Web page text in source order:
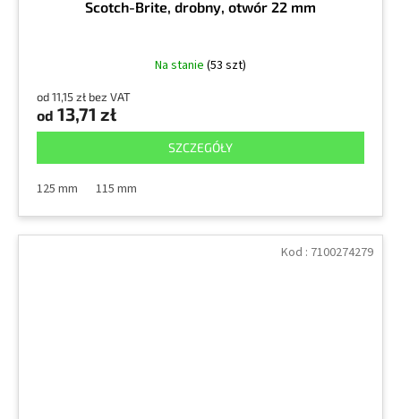
Scotch-Brite, drobny, otwór 22 mm
Na stanie (53 szt)
od 11,15 zł bez VAT
od 13,71 zł
SZCZEGÓŁY
125 mm 115 mm
Kod : 7100274279